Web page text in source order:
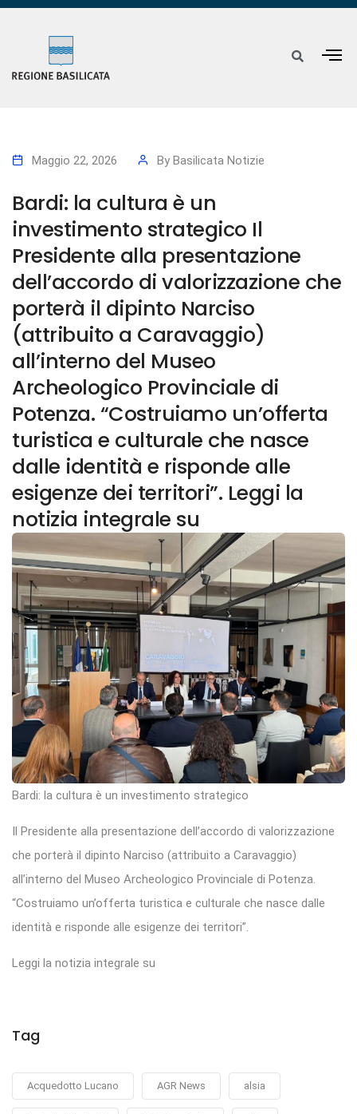
Maggio 22, 2026 By Basilicata Notizie
Bardi: la cultura è un
investimento strategico Il
Presidente alla presentazione
dell’accordo di valorizzazione che
porterà il dipinto Narciso
(attribuito a Caravaggio)
all’interno del Museo
Archeologico Provinciale di
Potenza. “Costruiamo un’offerta
turistica e culturale che nasce
dalle identità e risponde alle
esigenze dei territori”. Leggi la
notizia integrale su
Bardi: la cultura è un investimento strategico
Il Presidente alla presentazione dell’accordo di valorizzazione
che porterà il dipinto Narciso (attribuito a Caravaggio)
all’interno del Museo Archeologico Provinciale di Potenza.
“Costruiamo un’offerta turistica e culturale che nasce dalle
identità e risponde alle esigenze dei territori”.
Leggi la notizia integrale su
Tag
Acquedotto Lucano AGR News alsia